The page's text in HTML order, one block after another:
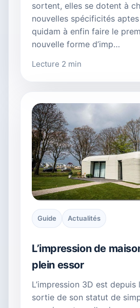
sortent, elles se dotent à
nouvelles spécificités
quidam à enfin faire le
nouvelle forme d’imp…
Lecture 2 min
Guide Actualités
L’impression de
plein essor
L’impression 3D est
sortie de son statut de